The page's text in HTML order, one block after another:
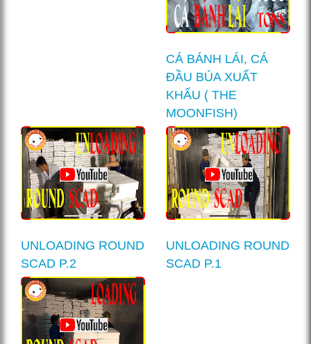
CÁ BÁNH LÁI, CÁ
ĐẦU BÚA XUẤT
KHẨU ( THE
MOONFISH)
UNLOADING ROUND
SCAD P.2
UNLOADING ROUND
SCAD P.1